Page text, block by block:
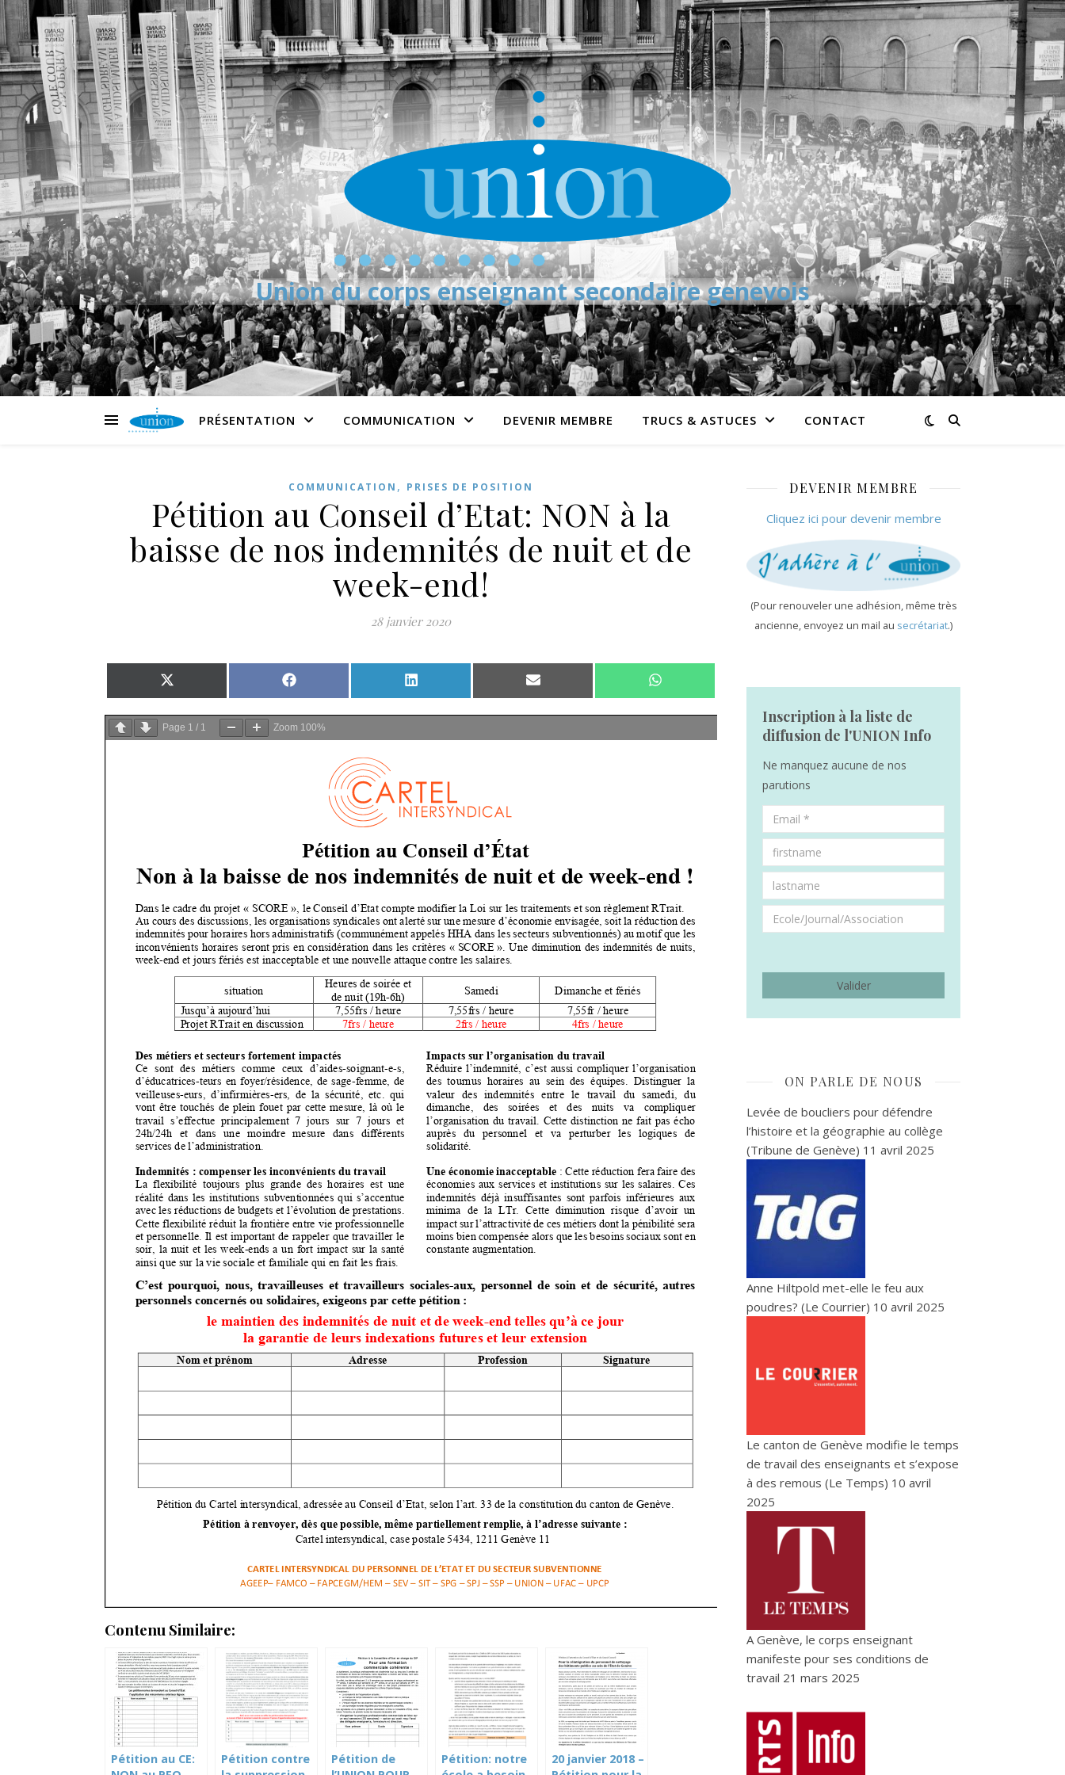
Union du corps enseignant secondaire genevois
PRÉSENTATION COMMUNICATION DEVENIR MEMBRE TRUCS & ASTUCES CONTACT
COMMUNICATION , PRISES DE POSITION
Pétition au Conseil d’Etat: NON à la
baisse de nos indemnités de nuit et de
week-end!
28 janvier 2020
Share on X (Twitter) Share on Facebook Share on LinkedIn Share on Email Share on WhatsApp
Page 1 / 1 Zoom 100%
Contenu Similaire:
Pétition au CE:
Pétition contre
Pétition de
Pétition: notre
20 janvier 2018 –
DEVENIR MEMBRE
Cliquez ici pour devenir membre
(Pour renouveler une adhésion, même très
ancienne, envoyez un mail au secrétariat.)
Inscription à la liste de
diffusion de l'UNION Info
Ne manquez aucune de nos
parutions
ON PARLE DE NOUS
Levée de boucliers pour défendre
l’histoire et la géographie au collège
(Tribune de Genève) 11 avril 2025
Anne Hiltpold met-elle le feu aux
poudres? (Le Courrier) 10 avril 2025
Le canton de Genève modifie le temps
de travail des enseignants et s’expose
à des remous (Le Temps) 10 avril
2025
A Genève, le corps enseignant
manifeste pour ses conditions de
travail 21 mars 2025